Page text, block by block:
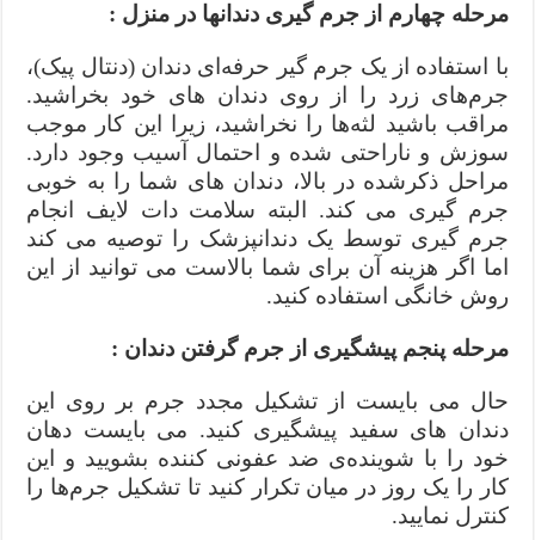
مرحله چهارم‌ از جرم گیری دندانها در منزل :
با استفاده از یک جرم گیر حرفه‌ای دندان (دنتال پیک)،
جرم‌های زرد را از روی دندان‌ های خود بخراشید.
مراقب باشید لثه‌ها را نخراشید، زیرا این کار موجب
سوزش و ناراحتی شده و احتمال آسیب وجود دارد.
مراحل ذکرشده در بالا، دندان های شما را به خوبی
جرم‌ گیری می کند. البته سلامت دات لایف انجام
جرم گیری توسط یک دندانپزشک را توصیه می کند
اما اگر هزینه آن برای شما بالاست می توانید از این
روش خانگی استفاده کنید.
مرحله پنجم‌ پیشگیری از جرم گرفتن دندان :
حال می بایست از تشکیل مجدد جرم بر روی این
دندان های سفید پیشگیری کنید. می بایست دهان
خود را با شوینده‌ی ضد عفونی‌ کننده بشویید و این
کار را یک روز در میان تکرار کنید تا تشکیل جرم‌ها را
کنترل نمایید.